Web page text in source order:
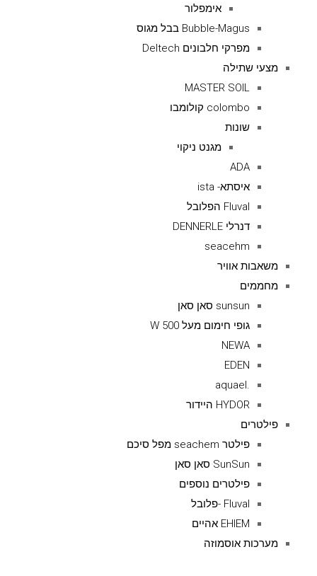
אימפלור
Bubble-Magus בבל מגוס
מפרקי חלבונים Deltech
מצעי שתילה
MASTER SOIL
colombo קולומבו
שונות
מגנט ניקוי
ADA
איסתא- ista
Fluval הפלובל
דנרלי DENNERLE
seacehm
משאבות אוויר
מחממים
sunsun סאן סאן
גופי חימום מעל 500 W
NEWA
EDEN
.aquael
HYDOR היידור
פילטרים
פילטר seachem מפל סיכם
SunSun סאן סאן
פילטרים נוספים
Fluval -פלובל
EHIEM אהיים
מערכות אוסמוזה